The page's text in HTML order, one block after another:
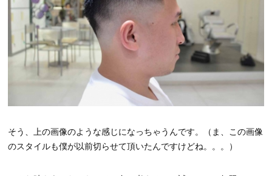
そう、上の画像のような感じになっちゃうんです。（ま、この画像
のスタイルも僕が以前切らせて頂いたんですけどね。。。）